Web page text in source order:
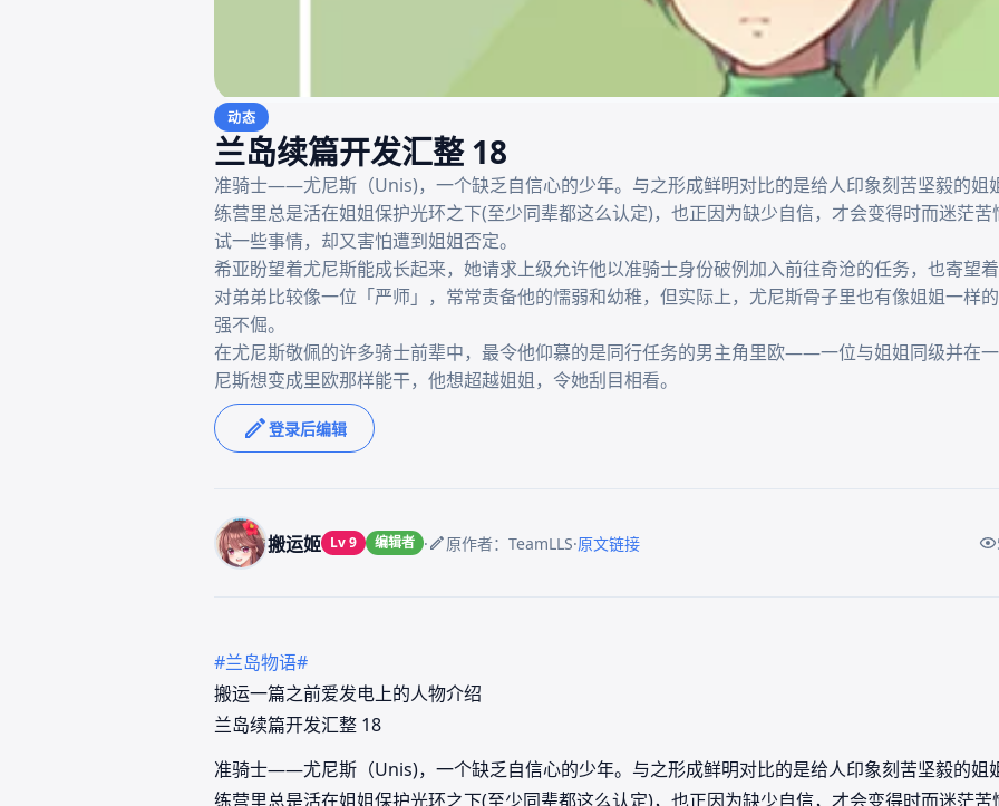
动态
兰岛续篇开发汇整 18
准骑士——尤尼斯（Unis)，一个缺乏自信心的少年。与之形成鲜明对比的是给人印象刻苦坚毅的
练营里总是活在姐姐保护光环之下(至少同辈都这么认定)，也正因为缺少自信，才会变得时而迷茫
试一些事情，却又害怕遭到姐姐否定。
希亚盼望着尤尼斯能成长起来，她请求上级允许他以准骑士身份破例加入前往奇沧的任务，也寄望
对弟弟比较像一位「严师」，常常责备他的懦弱和幼稚，但实际上，尤尼斯骨子里也有像姐姐一样
强不倔。
在尤尼斯敬佩的许多骑士前辈中，最令他仰慕的是同行任务的男主角里欧——一位与姐姐同级并在
登录后编辑
搬运姬 Lv 9 编辑者 · 原作者：TeamLLS·原文链接
#兰岛物语#
搬运一篇之前爱发电上的人物介绍
兰岛续篇开发汇整 18
准骑士——尤尼斯（Unis)，一个缺乏自信心的少年。与之形成鲜明对比的是给人印象刻苦坚毅的
练营里总是活在姐姐保护光环之下(至少同辈都这么认定)，也正因为缺少自信，才会变得时而迷茫